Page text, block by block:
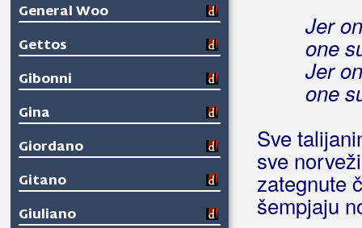
General Woo
Gettos
Gibonni
Gina
Giordano
Gitano
Giuliano
Jer
one
Jer
one
Sve
sve
zategnute
šempjaju